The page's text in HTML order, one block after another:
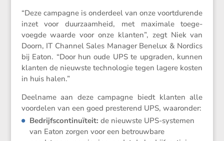
“Deze campagne is onder­deel van onze voort­du­rende
inzet voor duurzaam­heid, met maximale toege­
voegde waarde voor onze klanten”, zegt Niek van
Doorn, IT Channel Sales Manager Benelux & Nordics
bij Eaton. “Door hun oude UPS te upgraden, kunnen
klanten de nieuwste techno­logie tegen lagere kosten
in huis halen.”
Deelname aan deze campagne biedt klanten alle
voordelen van een goed preste­rend UPS, waaronder:
Bedrijfs­con­ti­nu­ï­teit:de nieuwste UPS-systemen
van Eaton zorgen voor een betrouw­bare